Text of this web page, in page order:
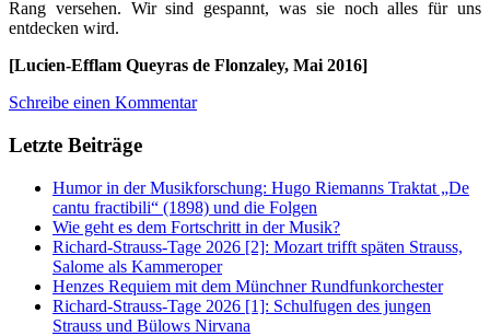
Rang versehen. Wir sind gespannt, was sie noch alles für uns
entdecken wird.
[Lucien-Efflam Queyras de Flonzaley, Mai 2016]
Schreibe einen Kommentar
Letzte Beiträge
Humor in der Musikforschung: Hugo Riemanns Traktat „De
cantu fractibili“ (1898) und die Folgen
Wie geht es dem Fortschritt in der Musik?
Richard-Strauss-Tage 2026 [2]: Mozart trifft späten Strauss,
Salome als Kammeroper
Henzes Requiem mit dem Münchner Rundfunkorchester
Richard-Strauss-Tage 2026 [1]: Schulfugen des jungen
Strauss und Bülows Nirvana